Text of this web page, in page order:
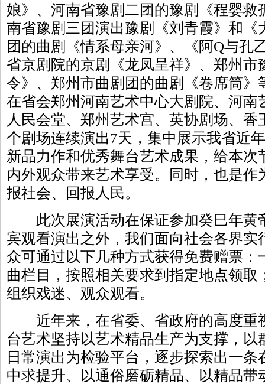
娘》、河南省豫剧二团的豫剧《程婴救
南省豫剧三团演出豫剧《刘青霞》和《
团的曲剧《情系母亲河》、《阿Q与孔
省京剧院的京剧《龙凤呈祥》、郑州市
令》、郑州市曲剧团的曲剧《卷席筒》
在省会郑州河南艺术中心大剧院、河南
人民会堂、郑州艺术宫、英协剧场、
个剧场连续演出7天，集中展示我省近
新品力作和优秀舞台艺术成果，给本次
内外观众带来艺术享受。同时，也是
报社会、回报人民。
此次展演活动在保证参加癸巳年黄
宾观看演出之外，我们面向社会各界实
众可通过以下几种方式获得免费赠票：
曲栏目，按照相关要求到指定地点领取
组织戏迷、观众观看。
近年来，在省委、省政府的高度重
台艺术坚持以艺术精品生产为支撑，
日常演出为检验平台，逐步探索出一
中求提升、以通俗磨砺精品、以精品带